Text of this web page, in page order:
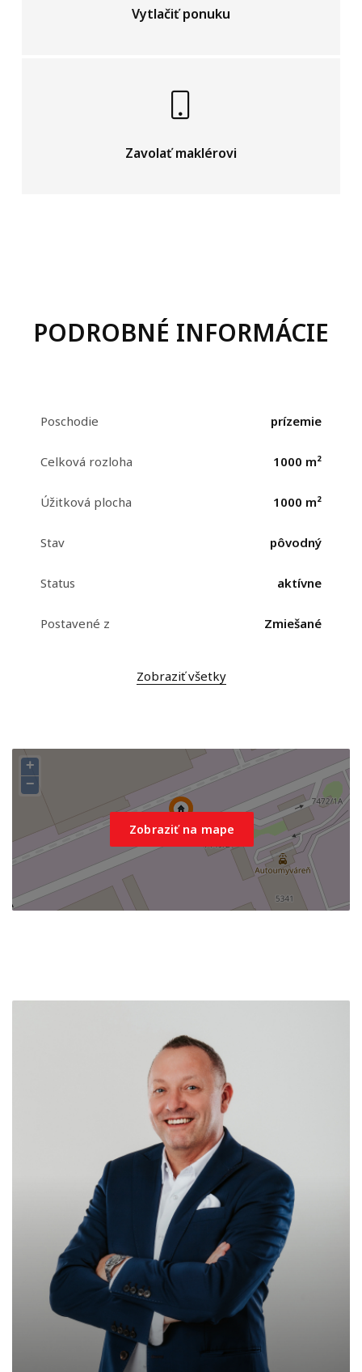
Vytlačiť ponuku
Zavolať maklérovi
PODROBNÉ INFORMÁCIE
Poschodie prízemie
Celková rozloha 1000 m²
Úžitková plocha 1000 m²
Stav pôvodný
Status aktívne
Postavené z Zmiešané
Zobraziť všetky
Zobraziť na mape
+
−